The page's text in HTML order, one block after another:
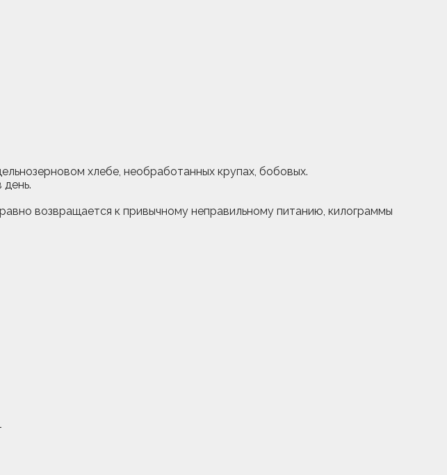
хлебе, необработанных крупах, бобовых.
возвращается к привычному неправильному питанию, килограммы